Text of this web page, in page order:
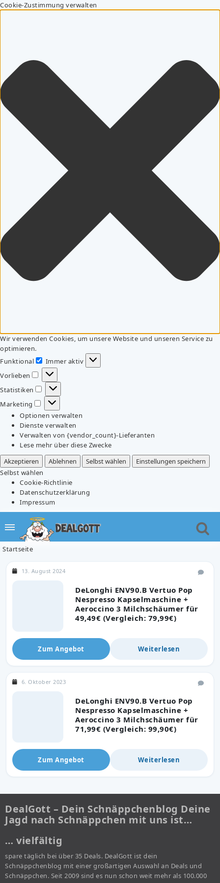
Cookie-Zustimmung verwalten
Wir verwenden Cookies, um unsere Website und unseren Service zu
optimieren.
Funktional
Funktional
Immer aktiv
Vorlieben
Vorlieben
Statistiken
Statistiken
Marketing
Marketing
Optionen verwalten
Dienste verwalten
Verwalten von {vendor_count}-Lieferanten
Lese mehr über diese Zwecke
Akzeptieren
Ablehnen Selbst wählen
Einstellungen speichern
Selbst wählen
Cookie-Richtlinie
Datenschutzerklärung
Impressum
Startseite
DeLonghi ENV90.B Vertuo Pop
Nespresso Kapselmaschine +
Aeroccino 3 Milchschäumer für
49,49€ (Vergleich: 79,99€)
13. August 2024
Zum Angebot Weiterlesen
DeLonghi ENV90.B Vertuo Pop
Nespresso Kapselmaschine +
Aeroccino 3 Milchschäumer für
71,99€ (Vergleich: 99,90€)
6. Oktober 2023
Zum Angebot Weiterlesen
DealGott – Dein Schnäppchenblog Deine
Jagd nach Schnäppchen mit uns ist…
… vielfältig
spare täglich bei über 35 Deals. DealGott ist dein
Schnäppchenblog mit einer großartigen Auswahl an Deals und
Schnäppchen. Seit 2009 sind es nun schon weit mehr als 100.000